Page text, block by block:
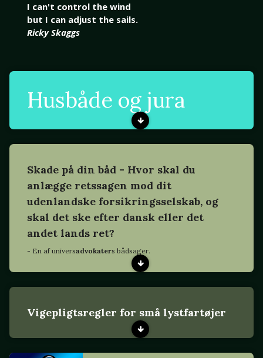
I can't control the wind
but I can adjust the sails.
Ricky Skaggs
Husbåde og jura
Skade på din båd - Hvor skal du
anlægge retssagen mod dit
udenlandske forsikringsselskab, og
skal det ske efter dansk eller det
andet lands ret?
- En af universadvokaters bådsager.
Vigepligtsregler for små lystfartøjer